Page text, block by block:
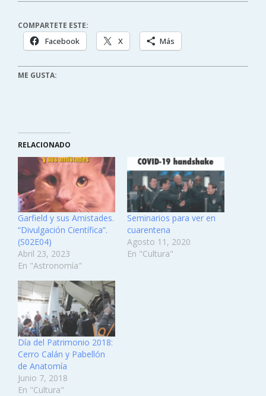
COMPARTETE ESTE:
Facebook X Más
ME GUSTA:
RELACIONADO
Garfield y sus Amistades.
“Divulgación Científica”.
(S02E04)
Abril 23, 2023
En "Astronomía"
Seminarios para ver en
cuarentena
Agosto 11, 2020
En "Cultura"
Día del Patrimonio 2018:
Cerro Calán y Pabellón
de Anatomía
Junio 7, 2018
En "Cultura"